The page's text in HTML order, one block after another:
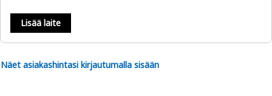
Lisää laite
Näet asiakashintasi kirjautumalla sisään